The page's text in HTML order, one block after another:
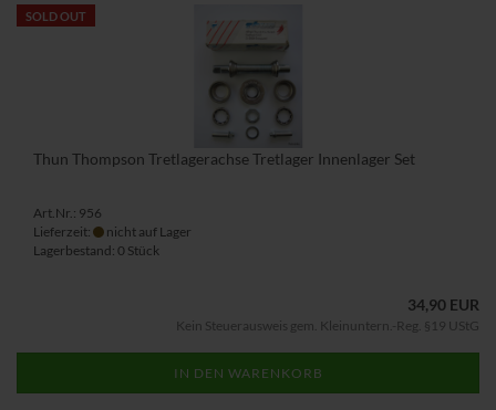
SOLD OUT
Thun Thompson Tretlagerachse Tretlager Innenlager Set
Art.Nr.: 956
Lieferzeit:
nicht auf Lager
Lagerbestand: 0 Stück
34,90 EUR
Kein Steuerausweis gem. Kleinuntern.-Reg. §19 UStG
IN DEN WARENKORB